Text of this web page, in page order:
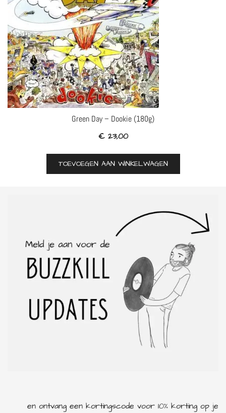
Green Day – Dookie (180g)
€23,00
TOEVOEGEN AAN WINKELWAGEN
en ontvang een kortingscode voor 10% korting op je